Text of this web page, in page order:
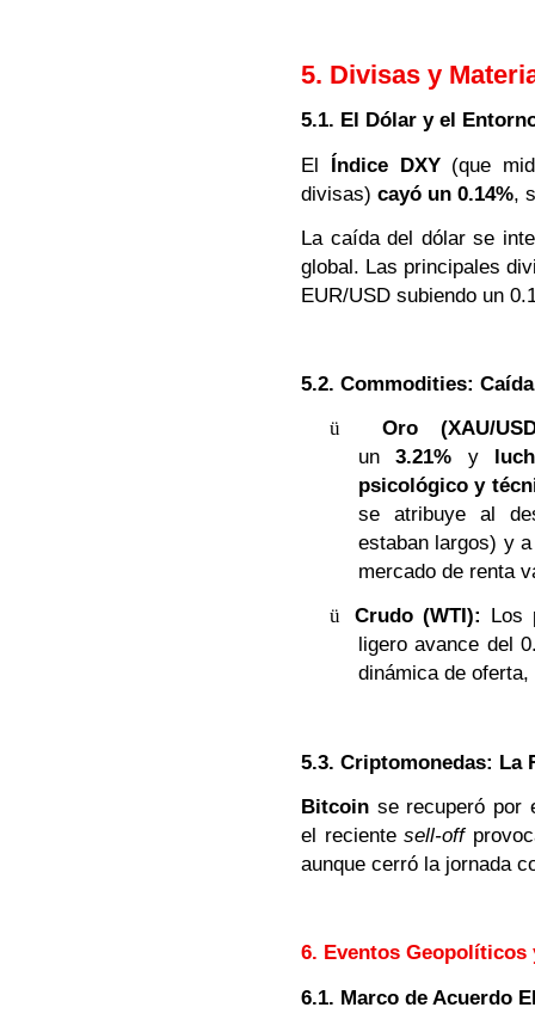
5. Divisas y
5.1. El Dólar y el
El Índice DXY(que
divisas) cayó un 0.14%,
La caída del dólar se
global. Las principales
EUR/USD subiendo un
5.2. Commodities:
ü
Oro (XAU/
un3.21% y
psicológico y
se atribuye al
estaban largos) y
mercado de renta
ü
Crudo (WTI): Los
ligero avance del
dinámica de
5.3. Criptomonedas: La
Bitcoin se recuperó por
el recientesell-off
aunque cerró la jornada
6. Eventos Geopolíticos
6.1. Marco de Acuerdo